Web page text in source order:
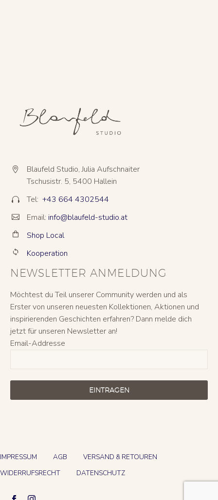


Blaufeld Studio, Julia Aufschnaiter
Tschusistr. 5, 5400 Hallein

 Tel: +43 664 4302544

 Email: info@blaufeld-studio.at

 Shop Local

 Kooperation
NEWSLETTER ANMELDUNG
Möchtest du Teil unserer Community werden und als
Erster von unseren neuesten Kollektionen, Aktionen und
inspirierenden Geschichten erfahren? Dann melde dich
jetzt für unseren Newsletter an!
Email-Addresse
EINTRAGEN
IMPRESSUM AGB
VERSAND & RETOUREN
WIDERRUFSRECHT
DATENSCHUTZ